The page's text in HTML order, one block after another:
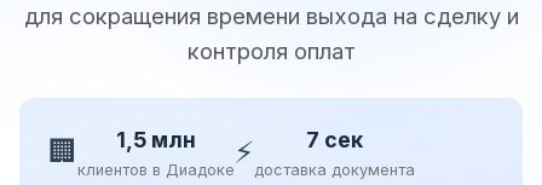
для сокращения времени выхода на сделку и
контроля оплат
🏢 1,5 млн
клиентов в Диадоке⚡ 7 сек
доставка документа